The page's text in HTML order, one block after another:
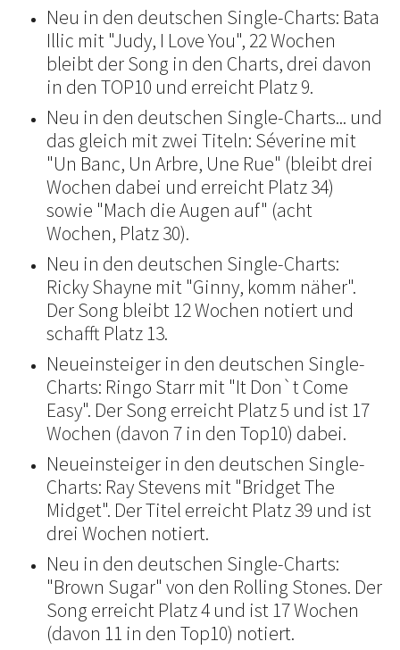
Neu in den deutschen Single-Charts: Bata
Illic mit "Judy, I Love You", 22 Wochen
bleibt der Song in den Charts, drei davon
in den TOP10 und erreicht Platz 9.
Neu in den deutschen Single-Charts... und
das gleich mit zwei Titeln: Séverine mit
"Un Banc, Un Arbre, Une Rue" (bleibt drei
Wochen dabei und erreicht Platz 34)
sowie "Mach die Augen auf" (acht
Wochen, Platz 30).
Neu in den deutschen Single-Charts:
Ricky Shayne mit "Ginny, komm näher".
Der Song bleibt 12 Wochen notiert und
schafft Platz 13.
Neueinsteiger in den deutschen Single-
Charts: Ringo Starr mit "It Don`t Come
Easy". Der Song erreicht Platz 5 und ist 17
Wochen (davon 7 in den Top10) dabei.
Neueinsteiger in den deutschen Single-
Charts: Ray Stevens mit "Bridget The
Midget". Der Titel erreicht Platz 39 und ist
drei Wochen notiert.
Neu in den deutschen Single-Charts:
"Brown Sugar" von den Rolling Stones. Der
Song erreicht Platz 4 und ist 17 Wochen
(davon 11 in den Top10) notiert.